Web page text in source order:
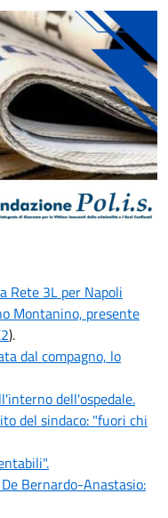
Rete 3L per Napoli
Montanino, presente
).
dal compagno, lo
dell'ospedale.
del sindaco: "fuori chi
Bernardo-Anastasio: